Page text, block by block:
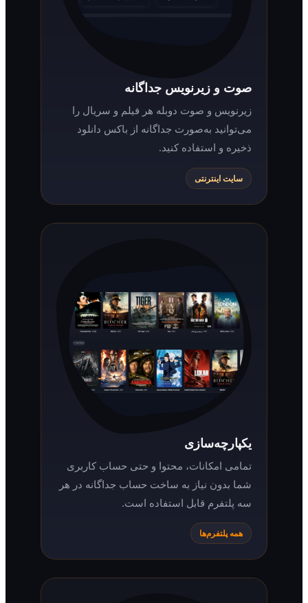
صوت و زیرنویس جداگانه
زیرنویس و صوت دوبله هر فیلم و سریال را
می‌توانید به‌صورت جداگانه از باکس دانلود
ذخیره و استفاده کنید.
سایت اینترنتی
یکپارچه‌سازی
تمامی امکانات، محتوا و حتی حساب کاربری
شما بدون نیاز به ساخت حساب جداگانه در هر
سه پلتفرم قابل استفاده است.
همه پلتفرم‌ها